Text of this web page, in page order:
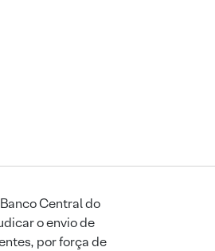
Central do
o envio de
por força de